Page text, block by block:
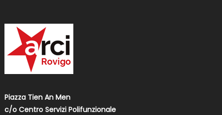
Piazza Tien An Men
c/o Centro Servizi Polifunzionale